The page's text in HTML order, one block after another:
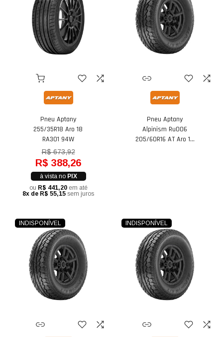
Pneu Aptany
255/35R18 Aro 18
RA301 94W
R$ 673,92
R$ 388,26
à vista no PIX
ou R$ 441,20 em até
8x de R$ 55,15 sem juros
Pneu Aptany
Alpinism Ru006
205/60R16 AT Aro 16
INDISPONÍVEL INDISPONÍVEL